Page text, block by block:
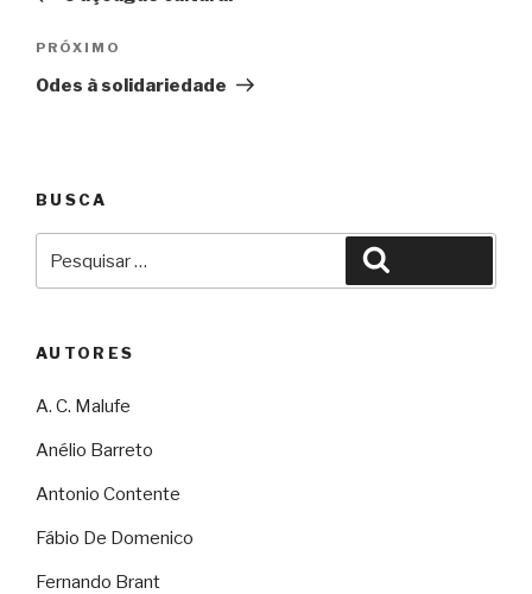
Post
Próximo
PRÓXIMO
Odes à solidariedade
BUSCA
por:
AUTORES
A. C. Malufe
Anélio Barreto
Antonio Contente
Fábio De Domenico
Fernando Brant